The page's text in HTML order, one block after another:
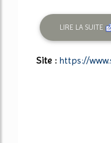
LIRE LA SUITE
Site : https://